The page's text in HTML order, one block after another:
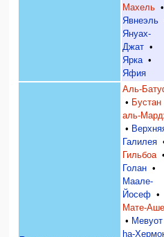
Махель •
Явнеэль
Януах-
Джат •
Ярка •
Яфия
Аль-
• Бустан
аль-
•
Галилея
Гильбоа •
Голан •
Маале-
Йосеф •
Мате-
• Мевуот
hа-